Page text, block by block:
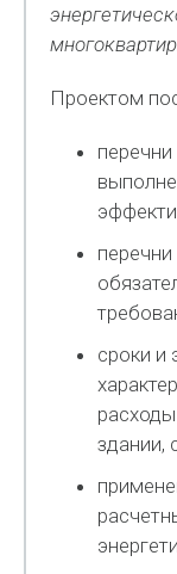
Проектом
сроки и
здании,